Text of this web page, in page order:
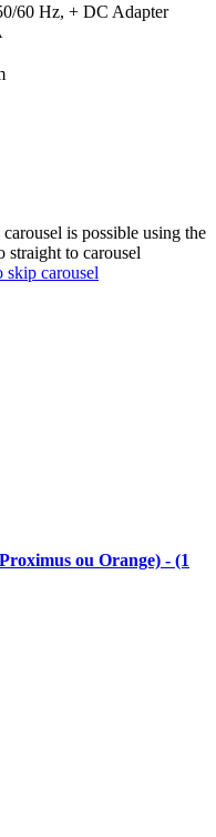
60 Hz, + DC Adapter
is possible using the
straight to carousel
skip carousel
ou Orange) - (1